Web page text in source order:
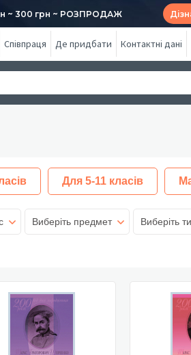
~ 300 грн ~ РОЗПРОДАЖ
Співпраця Де придбати Контактні дані
Для 5-11 класів
Виберіть предмет Виберіть